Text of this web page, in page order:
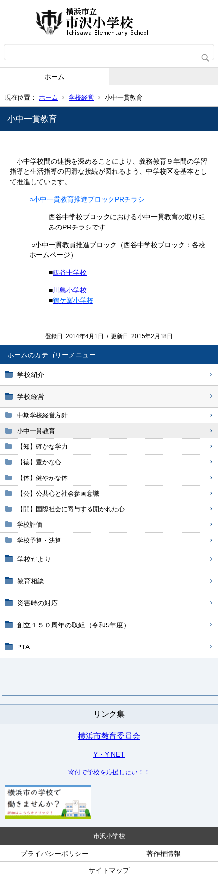
ホーム
現在位置： ホーム 学校経営 小中一貫教育
ホーム
学校紹介
学校経営
中期学校経営方針
小中一貫教育
【知】確かな学力
【徳】豊かな心
【体】健やかな体
【公】公共心と社会参画意識
【開】国際社会に寄与する開かれた心
学校評価
学校予算・決算
学校だより
教育相談
災害時の対応
創立１５０周年の取組（令和5年度）
PTA
リンク集
横浜市教育委員会
Y・Y NET
寄付で学校を応援したい！！
小中一貫教育
小中学校間の連携を深めることにより、義務教育９年間の学習
指導と生活指導の円滑な接続が図れるよう、中学校区を基本とし
て推進しています。
○小中一貫教育推進ブロックPRチラシ
西谷中学校ブロックにおける小中一貫教育の取り組
みのPRチラシです
○小中一貫教員推進ブロック（西谷中学校ブロック：各校
ホームページ）
■西谷中学校
■川島小学校
■鶴ケ峯小学校
登録日: 2014年4月1日 / 更新日: 2015年2月18日
市沢小学校
プライバシーポリシー 著作権情報
サイトマップ